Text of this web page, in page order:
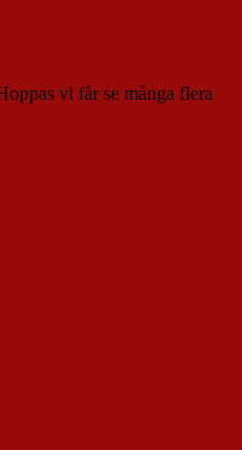
vi får se många flera